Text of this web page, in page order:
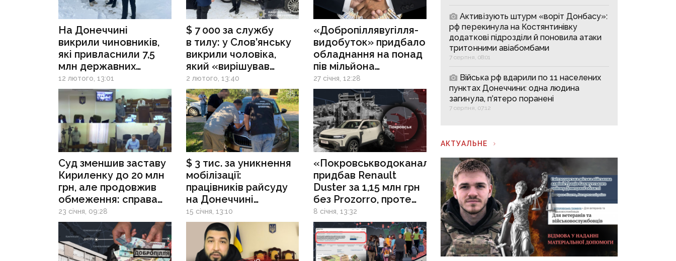
На Донеччині
викрили чиновників,
які привласнили 7,5
млн державних
коштів
12 лютого, 13:01
$ 7 000 за службу
в тилу: у Слов’янську
викрили чоловіка,
який «вирішував
питання» з ТЦК
та ВЛК
2 лютого, 13:40
«Добропіллявугілля-
видобуток» придбало
обладнання на понад
пів мільйона
у постачальника,
з яким вже фігурує
у кримінальній справі
27 січня, 12:28
Суд зменшив заставу
Кириленку до 20 млн
грн, але продовжив
обмеження: справа
рухається, посада —
ні
23 січня, 09:28
$ 3 тис. за уникнення
мобілізації:
працівників райсуду
на Донеччині
судитимуть
за незаконну схему
15 січня, 13:10
«Покровськводоканал»
придбав Renault
Duster за 1,15 млн грн
без Prozorro, проте
у постійного
контрагента
8 січня, 13:32
Активізують штурм «воріт Донбасу»:
рф перекинула на Костянтинівку
додаткові підрозділи й поновила атаки
тритонними авіабомбами
7 серпня, 08:01
Війська рф вдарили по 11 населених
пунктах Донеччини: одна людина
загинула, п’ятеро поранені
7 серпня, 07:12
АКТУАЛЬНЕ